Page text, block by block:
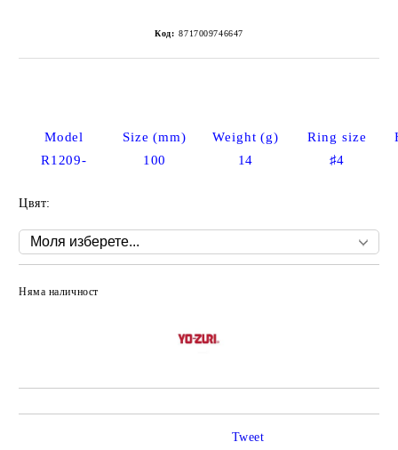
Код: 8717009746647
Model Size (mm) Weight (g) Ring size
R1209-
100 14 ♯4
Цвят:
Няма наличност
Tweet